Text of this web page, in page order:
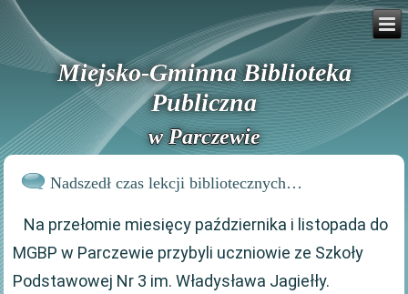
Miejsko-Gminna Biblioteka
Publiczna
w Parczewie
Nadszedł czas lekcji bibliotecznych…
Na przełomie miesięcy października i listopada do
MGBP w Parczewie przybyli uczniowie ze Szkoły
Podstawowej Nr 3 im. Władysława Jagiełły.